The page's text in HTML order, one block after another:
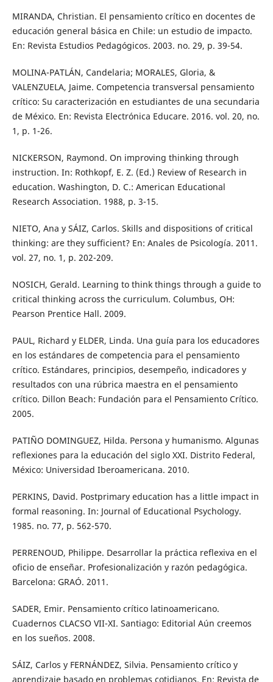
MIRANDA, Christian. El pensamiento crítico en docentes de
educación general básica en Chile: un estudio de impacto.
En: Revista Estudios Pedagógicos. 2003. no. 29, p. 39-54.
MOLINA-PATLÁN, Candelaria; MORALES, Gloria, &
VALENZUELA, Jaime. Competencia transversal pensamiento
crítico: Su caracterización en estudiantes de una secundaria
de México. En: Revista Electrónica Educare. 2016. vol. 20, no.
1, p. 1-26.
NICKERSON, Raymond. On improving thinking through
instruction. In: Rothkopf, E. Z. (Ed.) Review of Research in
education. Washington, D. C.: American Educational
Research Association. 1988, p. 3-15.
NIETO, Ana y SÁIZ, Carlos. Skills and dispositions of critical
thinking: are they sufficient? En: Anales de Psicología. 2011.
vol. 27, no. 1, p. 202-209.
NOSICH, Gerald. Learning to think things through a guide to
critical thinking across the curriculum. Columbus, OH:
Pearson Prentice Hall. 2009.
PAUL, Richard y ELDER, Linda. Una guía para los educadores
en los estándares de competencia para el pensamiento
crítico. Estándares, principios, desempeño, indicadores y
resultados con una rúbrica maestra en el pensamiento
crítico. Dillon Beach: Fundación para el Pensamiento Crítico.
2005.
PATIÑO DOMINGUEZ, Hilda. Persona y humanismo. Algunas
reflexiones para la educación del siglo XXI. Distrito Federal,
México: Universidad Iberoamericana. 2010.
PERKINS, David. Postprimary education has a little impact in
formal reasoning. In: Journal of Educational Psychology.
1985. no. 77, p. 562-570.
PERRENOUD, Philippe. Desarrollar la práctica reflexiva en el
oficio de enseñar. Profesionalización y razón pedagógica.
Barcelona: GRAÓ. 2011.
SADER, Emir. Pensamiento crítico latinoamericano.
Cuadernos CLACSO VII-XI. Santiago: Editorial Aún creemos
en los sueños. 2008.
SÁIZ, Carlos y FERNÁNDEZ, Silvia. Pensamiento crítico y
aprendizaje basado en problemas cotidianos. En: Revista de